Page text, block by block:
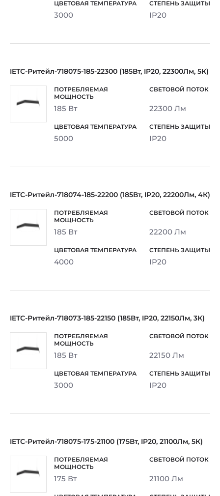
3000 IP20
IETC-Ритейл-718075-185-22300 (185Вт, IP20, 22300Лм, 5К)
185 Вт 22300 Лм
5000 IP20
IETC-Ритейл-718074-185-22200 (185Вт, IP20, 22200Лм, 4К)
185 Вт 22200 Лм
4000 IP20
IETC-Ритейл-718073-185-22150 (185Вт, IP20, 22150Лм, 3К)
185 Вт 22150 Лм
3000 IP20
IETC-Ритейл-718075-175-21100 (175Вт, IP20, 21100Лм, 5К)
175 Вт 21100 Лм